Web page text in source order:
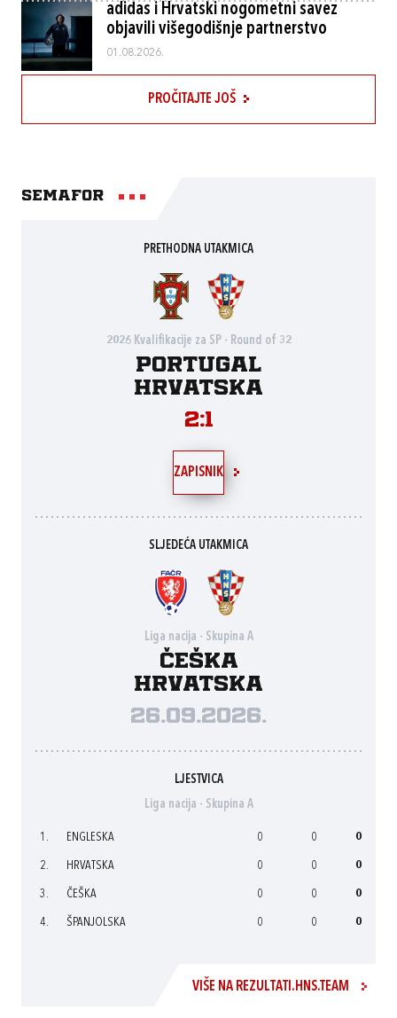
adidas i Hrvatski nogometni savez
objavili višegodišnje partnerstvo
01.08.2026.
PROČITAJTE JOŠ
Semafor
PRETHODNA UTAKMICA
2026 Kvalifikacije za SP - Round of 32
Portugal
Hrvatska
2:1
ZAPISNIK
SLJEDEĆA UTAKMICA
Liga nacija - Skupina A
Češka
Hrvatska
26.09.2026.
LJESTVICA
Liga nacija - Skupina A
1. ENGLESKA 0 0 0
2. HRVATSKA 0 0 0
3. ČEŠKA 0 0 0
4. ŠPANJOLSKA 0 0 0
VIŠE NA REZULTATI.HNS.TEAM